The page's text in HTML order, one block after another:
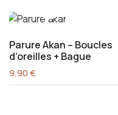
5,00 €.2,50 €.
Parure Akan – Boucles
d’oreilles + Bague
9,90€